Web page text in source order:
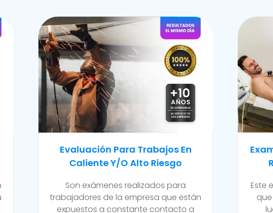
Examen Médico Ocupacional De
Reincorporación Laboral
Este examen se realiza al colaborador
que se incorpora a la organización
luego de haber sufrido alguna
Se
de